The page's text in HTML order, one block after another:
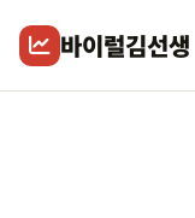
바이럴김선생